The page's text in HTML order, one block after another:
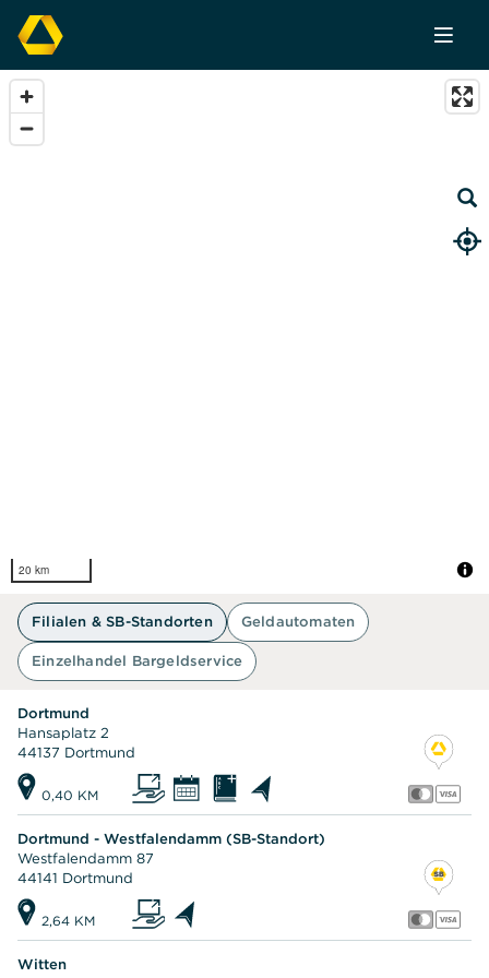
20 km
Filialen & SB-Standorten Geldautomaten
Einzelhandel Bargeldservice
0,40 KM
Dortmund
Hansaplatz 2
44137 Dortmund
2,64 KM
Dortmund - Westfalendamm (SB-Standort)
Westfalendamm 87
44141 Dortmund
Witten